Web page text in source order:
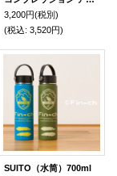
3,200円(税別)
(税込: 3,520円)
SUITO（水筒）700ml